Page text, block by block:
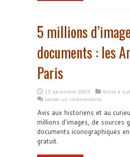
5 millions
documents : les
Paris
15 décembre 2009
Boite à
Laisser un commentaire
Avis aux historiens et au
millions d'images, de sources
documents iconographiques
gratuit.